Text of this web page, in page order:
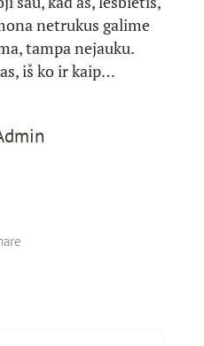
netrukus galime
tampa nejauku.
iš ko ir kaip…